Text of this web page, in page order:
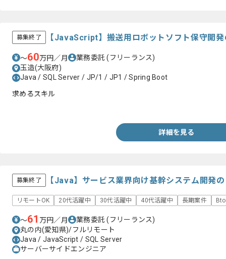
募集終了 【JavaScript】搬送用ロボットソフト保守開
〜60万円／月 業務委託(フリーランス)
玉造(大阪府)
Java / SQL Server / JP/1 / JP1 / Spring Boot
求めるスキル
詳細を見る
募集終了 【Java】サービス業界向け基幹システム開発
リモートOK 20代活躍中 30代活躍中 40代活躍中 長期案件
〜61 万円／月 業務委託(フリーランス)
丸の内(愛知県)/フルリモート
Java / JavaScript / SQL Server
サーバーサイドエンジニア